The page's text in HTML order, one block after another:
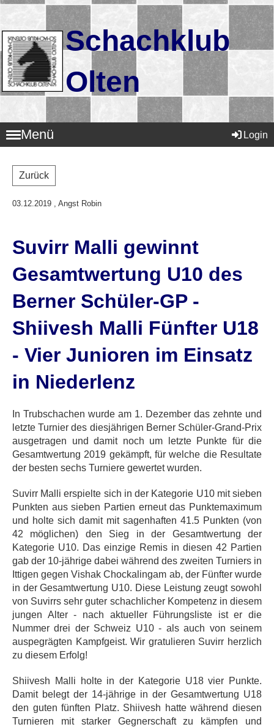
Schachklub
Olten
Menü Login
Zurück
03.12.2019 , Angst Robin
Suvirr Malli gewinnt
Gesamtwertung U10 des
Berner Schüler-GP -
Shiivesh Malli Fünfter U18
- Vier Junioren im Einsatz
in Niederlenz
In Trubschachen wurde am 1. Dezember das zehnte und
letzte Turnier des diesjährigen Berner Schüler-Grand-Prix
ausgetragen und damit noch um letzte Punkte für die
Gesamtwertung 2019 gekämpft, für welche die Resultate
der besten sechs Turniere gewertet wurden.
Suvirr Malli erspielte sich in der Kategorie U10 mit sieben
Punkten aus sieben Partien erneut das Punktemaximum
und holte sich damit mit sagenhaften 41.5 Punkten (von
42 möglichen) den Sieg in der Gesamtwertung der
Kategorie U10. Das einzige Remis in diesen 42 Partien
gab der 10-jährige dabei während des zweiten Turniers in
Ittigen gegen Vishak Chockalingam ab, der Fünfter wurde
in der Gesamtwertung U10. Diese Leistung zeugt sowohl
von Suvirrs sehr guter schachlicher Kompetenz in diesem
jungen Alter - nach aktueller Führungsliste ist er die
Nummer drei der Schweiz U10 - als auch von seinem
auspegrägten Kampfgeist. Wir gratulieren Suvirr herzlich
zu diesem Erfolg!
Shiivesh Malli holte in der Kategorie U18 vier Punkte.
Damit belegt der 14-jährige in der Gesamtwertung U18
den guten fünften Platz. Shiivesh hatte während diesen
Turnieren mit starker Gegnerschaft zu kämpfen und